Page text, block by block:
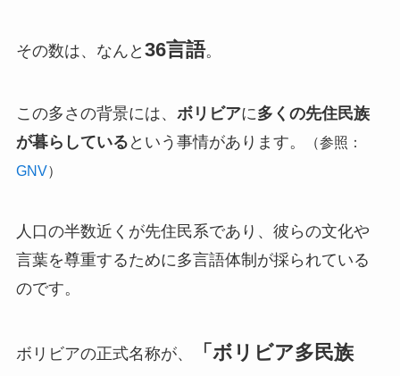
その数は、なんと 36言語。
この多さの背景には、 ボリビアに多くの先住民族
が暮らしている という事情があります。
（参照：
GNV）
人口の半数近くが先住民系であり、彼らの文化や
言葉を尊重するために多言語体制が採られている
のです。
ボリビアの正式名称が、
「ボリビア多民族